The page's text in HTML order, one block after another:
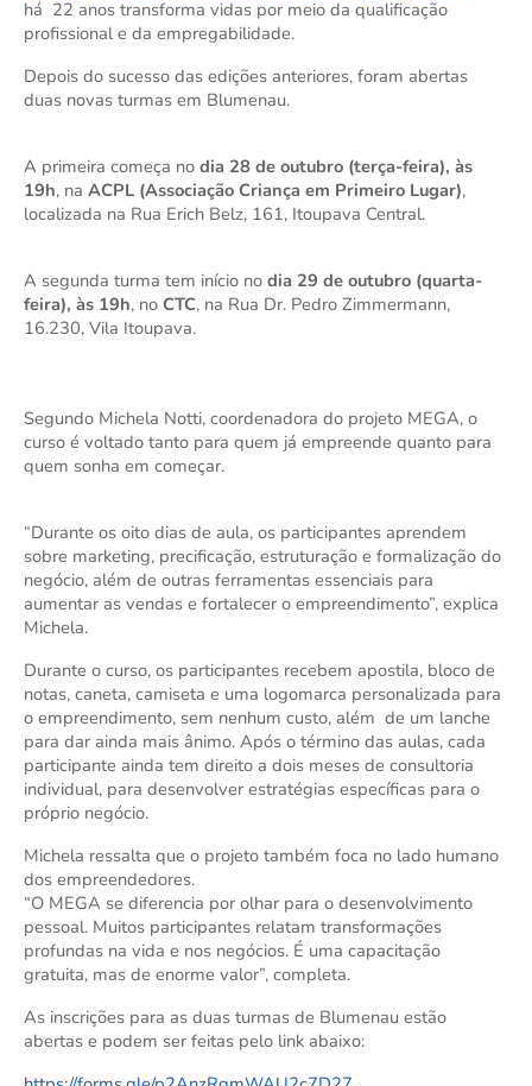
há 22 anos transforma vidas por meio da qualificação
profissional e da empregabilidade.
Depois do sucesso das edições anteriores, foram abertas
duas novas turmas em Blumenau.
A primeira começa no dia 28 de outubro (terça-feira), às
19h, na ACPL (Associação Criança em Primeiro Lugar),
localizada na Rua Erich Belz, 161, Itoupava Central.
A segunda turma tem início no dia 29 de outubro (quarta-
feira), às 19h, no CTC, na Rua Dr. Pedro Zimmermann,
16.230, Vila Itoupava.
Segundo Michela Notti, coordenadora do projeto MEGA, o
curso é voltado tanto para quem já empreende quanto para
quem sonha em começar.
“Durante os oito dias de aula, os participantes aprendem
sobre marketing, precificação, estruturação e formalização do
negócio, além de outras ferramentas essenciais para
aumentar as vendas e fortalecer o empreendimento”, explica
Michela.
Durante o curso, os participantes recebem apostila, bloco de
notas, caneta, camiseta e uma logomarca personalizada para
o empreendimento, sem nenhum custo, além de um lanche
para dar ainda mais ânimo. Após o término das aulas, cada
participante ainda tem direito a dois meses de consultoria
individual, para desenvolver estratégias específicas para o
próprio negócio.
Michela ressalta que o projeto também foca no lado humano
dos empreendedores.
“O MEGA se diferencia por olhar para o desenvolvimento
pessoal. Muitos participantes relatam transformações
profundas na vida e nos negócios. É uma capacitação
gratuita, mas de enorme valor”, completa.
As inscrições para as duas turmas de Blumenau estão
abertas e podem ser feitas pelo link abaixo: